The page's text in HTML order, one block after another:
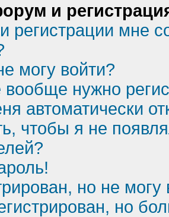
и
регистрации мне
могу войти?
нужно
автоматически
чтобы я не
но не могу
но